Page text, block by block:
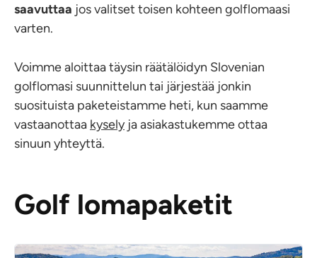
saavuttaa jos valitset toisen kohteen golflomaasi
varten.
Voimme aloittaa täysin räätälöidyn Slovenian
golflomasi suunnittelun tai järjestää jonkin
suosituista paketeistamme heti, kun saamme
vastaanottaa kyselyja asiakastukemme ottaa
sinuun yhteyttä.
Golf lomapaketit